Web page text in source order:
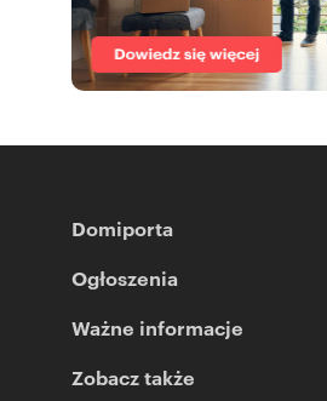
Domiporta
Ogłoszenia
Ważne informacje
Zobacz także